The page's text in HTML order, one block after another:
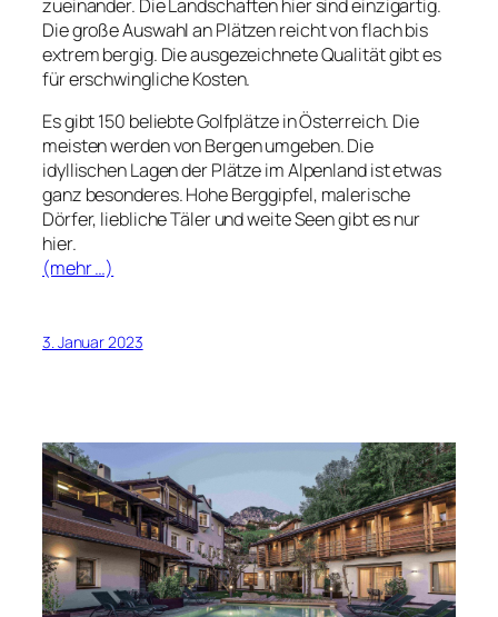
zueinander. Die Landschaften hier sind einzigartig.
Die große Auswahl an Plätzen reicht von flach bis
extrem bergig. Die ausgezeichnete Qualität gibt es
für erschwingliche Kosten.
Es gibt 150 beliebte Golfplätze in Österreich. Die
meisten werden von Bergen umgeben. Die
idyllischen Lagen der Plätze im Alpenland ist etwas
ganz besonderes. Hohe Berggipfel, malerische
Dörfer, liebliche Täler und weite Seen gibt es nur
hier.
(mehr …)
3. Januar 2023